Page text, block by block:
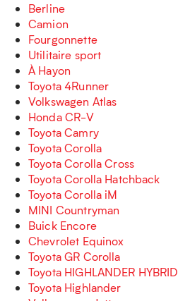
Berline
Camion
Fourgonnette
Utilitaire sport
À Hayon
Toyota 4Runner
Volkswagen Atlas
Honda CR-V
Toyota Camry
Toyota Corolla
Toyota Corolla Cross
Toyota Corolla Hatchback
Toyota Corolla iM
MINI Countryman
Buick Encore
Chevrolet Equinox
Toyota GR Corolla
Toyota HIGHLANDER HYBRID
Toyota Highlander